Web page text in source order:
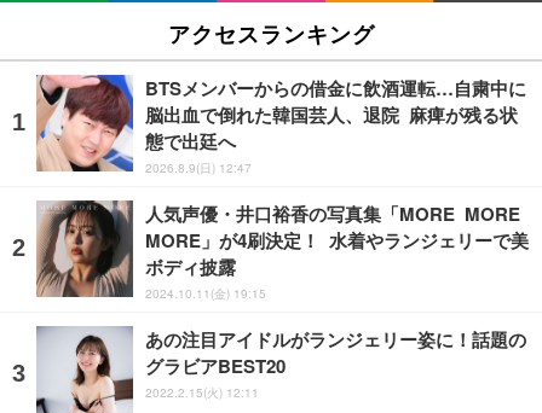
アクセスランキング
BTSメンバーからの借金に飲酒運転…自粛中に
脳出血で倒れた韓国芸人、退院 麻痺が残る状
態で出廷へ
2026.8.9(日) 12:47
人気声優・井口裕香の写真集「MORE MORE
MORE」が4刷決定！ 水着やランジェリーで美
ボディ披露
2024.10.11(金) 19:15
あの注目アイドルがランジェリー姿に！話題の
グラビアBEST20
2022.2.15(火) 12:11